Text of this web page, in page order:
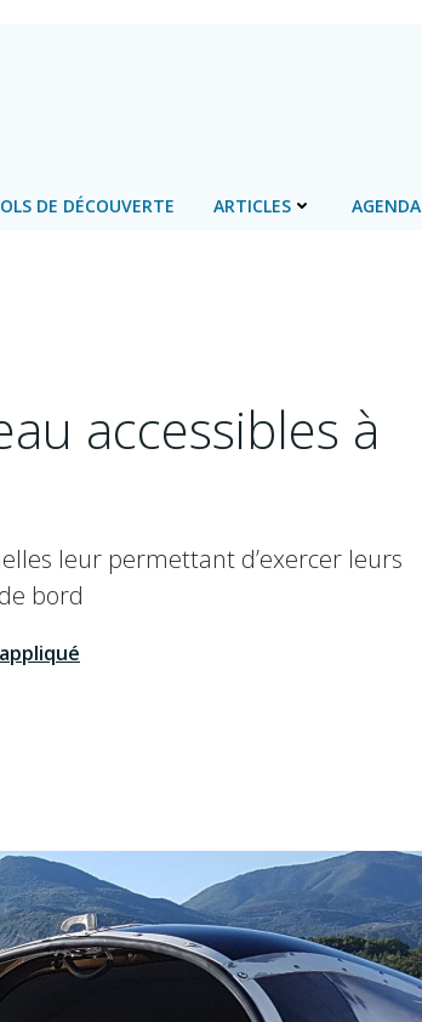
DE DÉCOUVERTE ARTICLES AGENDA
accessibles à
leur permettant d’exercer leurs
bord
appliqué